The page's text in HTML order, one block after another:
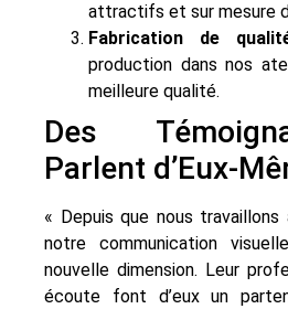
attractifs et sur mesure
Fabrication de
production dans nos
meilleure qualité.
Des
Parlent d’Eux-
« Depuis que nous
notre communication
nouvelle dimension. Leur
écoute font d’eux un